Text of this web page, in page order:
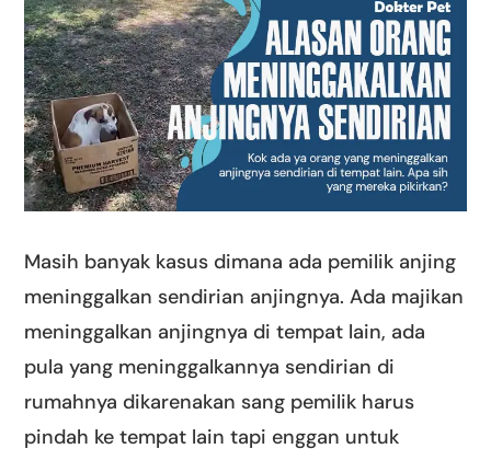
Masih banyak kasus dimana ada pemilik anjing
meninggalkan sendirian anjingnya. Ada majikan
meninggalkan anjingnya di tempat lain, ada
pula yang meninggalkannya sendirian di
rumahnya dikarenakan sang pemilik harus
pindah ke tempat lain tapi enggan untuk